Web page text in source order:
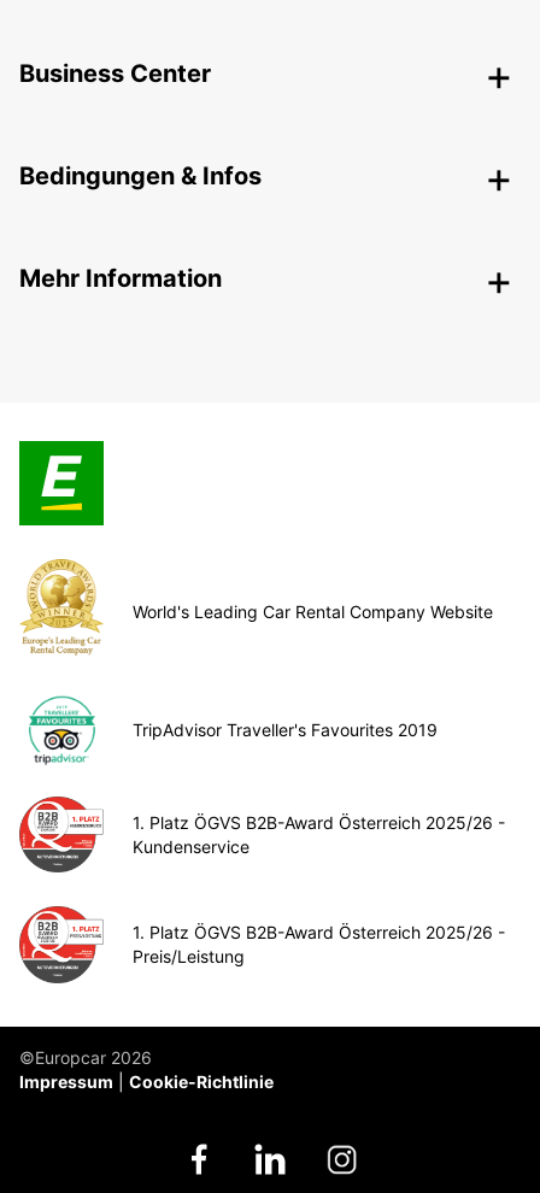
Business Center
Bedingungen & Infos
Mehr Information
World's Leading Car Rental Company Website
TripAdvisor Traveller's Favourites 2019
1. Platz ÖGVS B2B-Award Österreich 2025/26 -
Kundenservice
1. Platz ÖGVS B2B-Award Österreich 2025/26 -
Preis/Leistung
©Europcar 2026
Impressum
Cookie-Richtlinie